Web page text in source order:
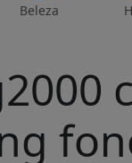
Beleza